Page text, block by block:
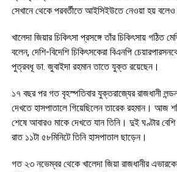
সেখানে থেকে পরবর্তীতে আইসিইউতে নেওয়া হয় বলেও
খালেদা জিয়ার চিকিৎসা প্রসঙ্গে তাঁর চিকিৎসায় গঠিত
বলেন, দেশি-বিদেশি চিকিৎসকেরা বিএনপি
পুত্রবধূ ডা. জুবাইদা রহমান তাতে যুক্ত রয়েছেন।
১৭ বছর পর গত বৃহস্পতিবার যুক্তরাজ্যের রাজধানী
দেখতে হাসপাতালে গিয়েছিলেন তারেক রহমান। আজ
শেষে আবারও মাকে দেখতে যান তিনি। দুই ঘণ্টার
রাত ১১টা ৫৮মিনিটে তিনি হাসপাতাল ছাড়েন।
গত ২৩ নভেম্বর থেকে খালেদা জিয়া রাজধানীর